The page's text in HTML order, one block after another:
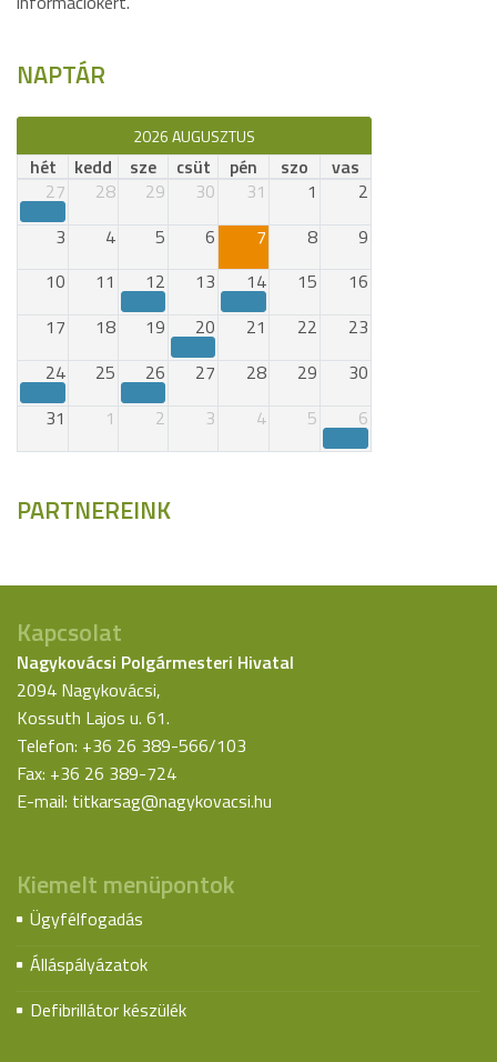
NAPTÁR
2026 AUGUSZTUS
hét kedd sze csüt pén szo
vas
27
28 29 30 31 1
2
3
4 5 6 7 8
9
10
11 12 13 14 15
16
17
18 19 20 21 22
23
24
25 26 27 28 29
30
31
1 2 3 4 5 6
PARTNEREINK
Kapcsolat
Nagykovácsi Polgármesteri Hivatal
2094 Nagykovácsi,
Kossuth Lajos u. 61.
Telefon: +36 26 389-566/103
Fax: +36 26 389-724
E-mail: titkarsag@nagykovacsi.hu
Kiemelt menüpontok
Ügyfélfogadás
Álláspályázatok
Defibrillátor készülék